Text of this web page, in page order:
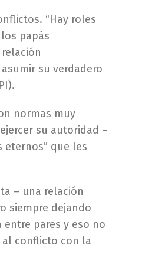
“Hay roles
papás
su verdadero
normas muy
su autoridad –
eternos” que les
– una relación
siempre dejando
pares y eso no
al conflicto con la